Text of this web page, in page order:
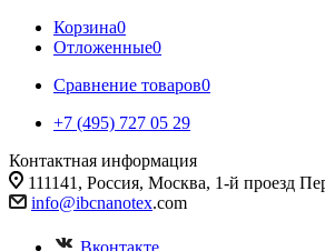
Корзина0
Отложенные0
Сравнение товаров0
+7 (495) 727 05 29
Контактная информация
111141, Россия, Москва, 1-й проезд
info@ibcnanotex.com
Вконтакте